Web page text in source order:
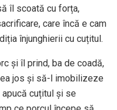
îl scoată cu forța,
care încă e cam
înjunghierii cu cuțitul.
și îl prind, ba de coadă,
jos și să-l imobilizeze
cuțitul și se